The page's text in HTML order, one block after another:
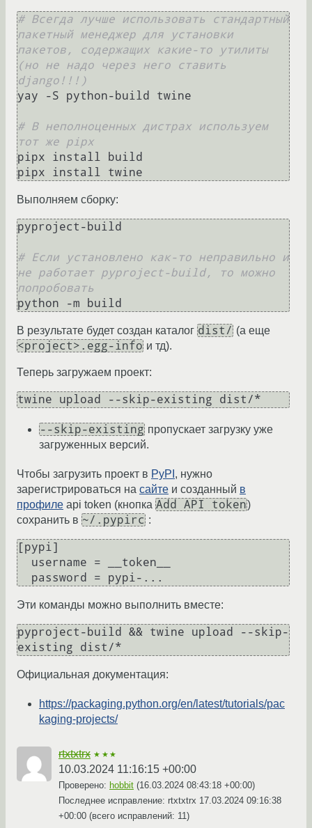
# Всегда лучше использовать стандартный
пакетный менеджер для установки
пакетов, содержащих какие-то утилиты
(но не надо через него ставить
django!!!)
yay -S python-build twine
# В неполноценных дистрах используем
тот же pipx
pipx install build
Выполняем сборку:
pyproject-build
# Если установлено как-то неправильно и
не работает pyproject-build, то можно
попробовать
В результате будет создан каталог dist/ (а еще
<project>.egg-info и тд).
Теперь загружаем проект:
--skip-existing пропускает загрузку уже
загруженных версий.
Чтобы загрузить проект в PyPI , нужно
зарегистрироваться на сайте и созданный в
профиле api token (кнопка Add API token)
сохранить в ~/.pypirc :
[pypi]
Эти команды можно выполнить вместе:
pyproject-build && twine upload --skip-
Официальная документация:
https://packaging.python.org/en/latest/tutorials/pac
kaging-projects/
rtxtxtrx ★★★
10.03.2024 11:16:15 +00:00
Проверено: hobbit (16.03.2024 08:43:18 +00:00)
Последнее исправление: rtxtxtrx 17.03.2024 09:16:38
+00:00 (всего исправлений: 11)